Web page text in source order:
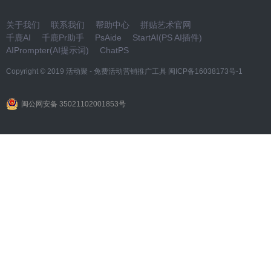
关于我们 联系我们 帮助中心
拼贴艺术官网
千鹿AI
千鹿Pr助手 PsAide
StartAI(PS AI插件)
AIPrompter(AI提示词)
ChatPS
Copyright © 2019 活动聚 - 免费活动营销推广工具 闽ICP备16038173号-1
闽公网安备 35021102001853号